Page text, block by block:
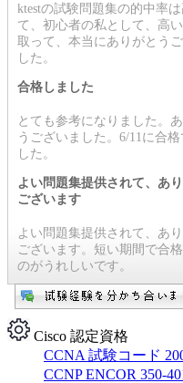
ktestの試験問題集の的中率は
て、初心者の私として、高
取って、本当にありがとう
した。
合格しました
とても参考になりました。
うございました。6/11に合格
した。
よい問題集提供されて、あ
ございます
よい問題集提供されて、あ
ございます。短い期間で合
のがうれしいです。
Cisco 認定資格
CCNA 試験コード
CCNP ENCOR 350-